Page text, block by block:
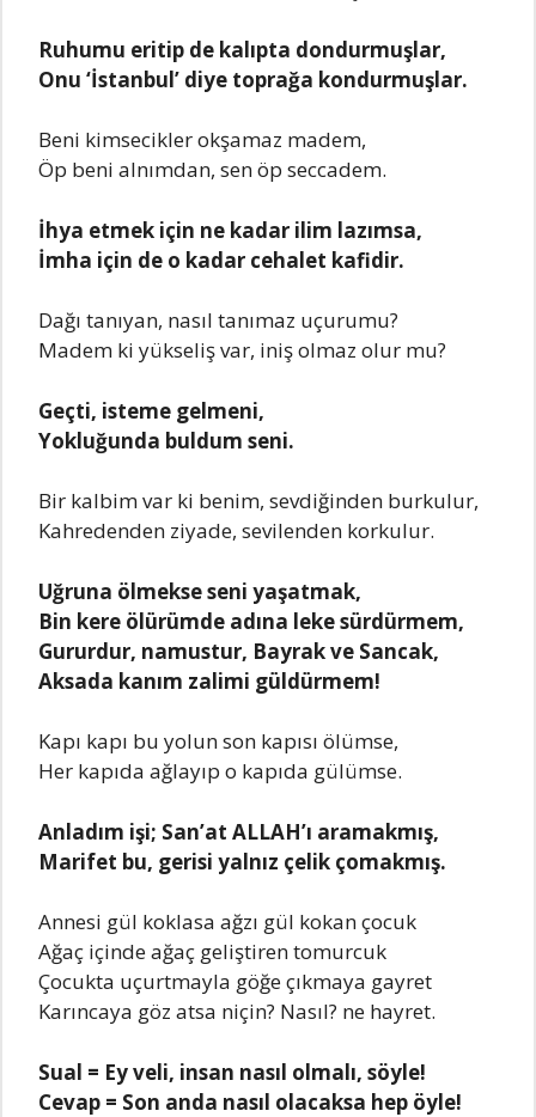
Ruhumu eritip de kalıpta dondurmuşlar,
Onu ‘İstanbul’ diye toprağa kondurmuşlar.
Beni kimsecikler okşamaz madem,
Öp beni alnımdan, sen öp seccadem.
İhya etmek için ne kadar ilim lazımsa,
İmha için de o kadar cehalet kafidir.
Dağı tanıyan, nasıl tanımaz uçurumu?
Madem ki yükseliş var, iniş olmaz olur mu?
Geçti, isteme gelmeni,
Yokluğunda buldum seni.
Bir kalbim var ki benim, sevdiğinden burkulur,
Kahredenden ziyade, sevilenden korkulur.
Uğruna ölmekse seni yaşatmak,
Bin kere ölürümde adına leke sürdürmem,
Gururdur, namustur, Bayrak ve Sancak,
Aksada kanım zalimi güldürmem!
Kapı kapı bu yolun son kapısı ölümse,
Her kapıda ağlayıp o kapıda gülümse.
Anladım işi; San’at ALLAH’ı aramakmış,
Marifet bu, gerisi yalnız çelik çomakmış.
Annesi gül koklasa ağzı gül kokan çocuk
Ağaç içinde ağaç geliştiren tomurcuk
Çocukta uçurtmayla göğe çıkmaya gayret
Karıncaya göz atsa niçin? Nasıl? ne hayret.
Sual = Ey veli, insan nasıl olmalı, söyle!
Cevap = Son anda nasıl olacaksa hep öyle!